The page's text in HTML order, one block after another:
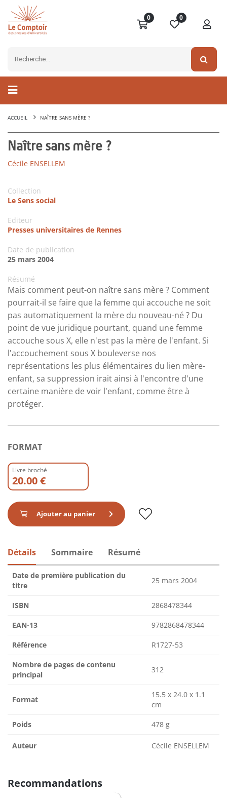
0 0
ACCUEIL NAÎTRE SANS MÈRE ?
Naître sans mère ?
Cécile ENSELLEM
Collection
Le Sens social
Editeur
Presses universitaires de Rennes
Date de publication
25 mars 2004
Résumé
Mais comment peut-on naître sans mère ? Comment
pourrait-il se faire que la femme qui accouche ne soit
pas automatiquement la mère du nouveau-né ? Du
point de vue juridique pourtant, quand une femme
accouche sous X, elle n'est pas la mère de l'enfant. Si
l'accouchement sous X bouleverse nos
représentations les plus élémentaires du lien mère-
enfant, sa suppression irait ainsi à l'encontre d'une
certaine manière de voir l'enfant, comme être à
protéger.
FORMAT
Livre broché
20.00 €
Ajouter au panier
Détails Sommaire Résumé
Date de première publication du
titre
25 mars 2004
ISBN 2868478344
EAN-13 9782868478344
Référence R1727-53
Nombre de pages de contenu
principal
312
Format
15.5 x 24.0 x 1.1
cm
Poids 478 g
Auteur Cécile ENSELLEM
Recommandations